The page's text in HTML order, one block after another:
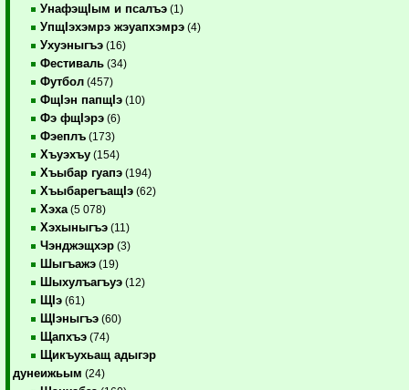
УнафэщIым и псалъэ (1)
УпщIэхэмрэ жэуапхэмрэ (4)
Ухуэныгъэ (16)
Фестиваль (34)
Футбол (457)
ФщIэн папщIэ (10)
Фэ фщIэрэ (6)
Фэеплъ (173)
Хъуэхъу (154)
Хъыбар гуапэ (194)
ХъыбарегъащIэ (62)
Хэха (5 078)
Хэхыныгъэ (11)
Чэнджэщхэр (3)
Шыгъажэ (19)
Шыхулъагъуэ (12)
ЩIэ (61)
ЩIэныгъэ (60)
Щапхъэ (74)
Щикъухьащ адыгэр
дунеижьым (24)